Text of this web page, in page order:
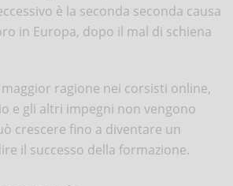
è la seconda seconda causa
in Europa, dopo il mal di schiena
ragione nei corsisti online,
e gli altri impegni non vengono
crescere fino a diventare un
il successo della formazione.